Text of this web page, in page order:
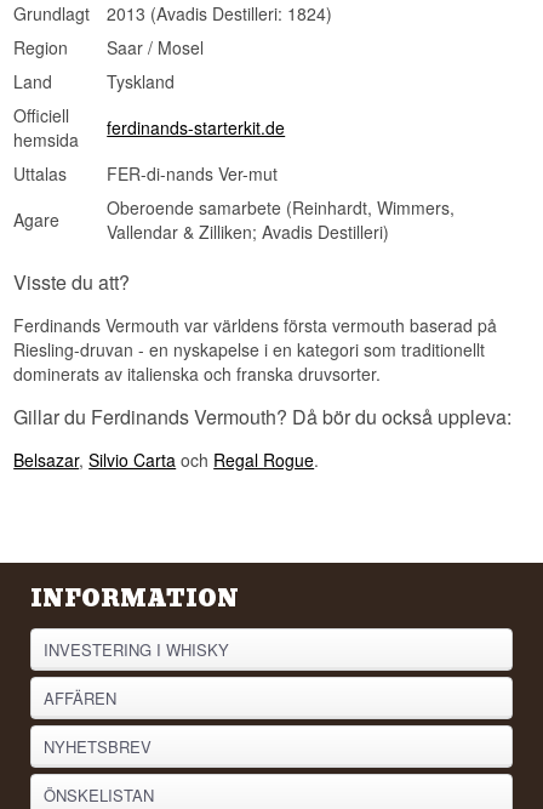
Ferdinands Saar Dry Vermouth är världens första
vermouth baserad på en kvalitetsriesling -
Grundlagt
2013 (Avadis Destilleri: 1824)
Region
Saar / Mosel
Land
Tyskland
Officiell
hemsida
ferdinands-starterkit.de
Uttalas
FER-di-nands Ver-mut
Agare
Oberoende samarbete (Reinhardt, Wimmers,
Vallendar & Zilliken; Avadis Destilleri)
Visste du att?
Ferdinands Vermouth var världens första vermouth baserad på
Riesling-druvan - en nyskapelse i en kategori som traditionellt
dominerats av italienska och franska druvsorter.
Gillar du Ferdinands Vermouth? Då bör du också uppleva:
Belsazar,Silvio Carta och Regal Rogue.
INFORMATION
INVESTERING I WHISKY
AFFÄREN
NYHETSBREV
ÖNSKELISTAN